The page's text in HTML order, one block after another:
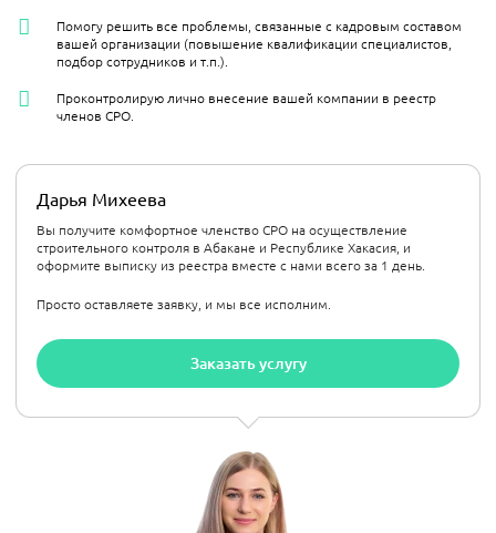
Дарья Михеева
Вы получите комфортное членство СРО на осуществление
строительного контроля в Абакане и Республике Хакасия, и
оформите выписку из реестра вместе с нами всего за 1 день.
Просто оставляете заявку, и мы все исполним.
Заказать услугу
Помогу решить все проблемы, связанные с кадровым составом
вашей организации (повышение квалификации специалистов,
подбор сотрудников и т.п.).
Проконтролирую лично внесение вашей компании в реестр
членов СРО.